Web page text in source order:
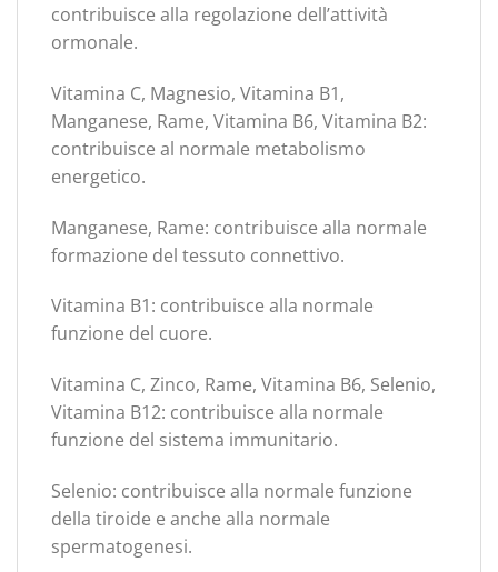
contribuisce alla regolazione dell’attività
ormonale.
Vitamina C, Magnesio, Vitamina B1,
Manganese, Rame, Vitamina B6, Vitamina B2:
contribuisce al normale metabolismo
energetico.
Manganese, Rame: contribuisce alla normale
formazione del tessuto connettivo.
Vitamina B1: contribuisce alla normale
funzione del cuore.
Vitamina C, Zinco, Rame, Vitamina B6, Selenio,
Vitamina B12: contribuisce alla normale
funzione del sistema immunitario.
Selenio: contribuisce alla normale funzione
della tiroide e anche alla normale
spermatogenesi.